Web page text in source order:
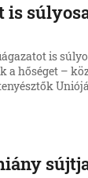
is
is
a hőséget –